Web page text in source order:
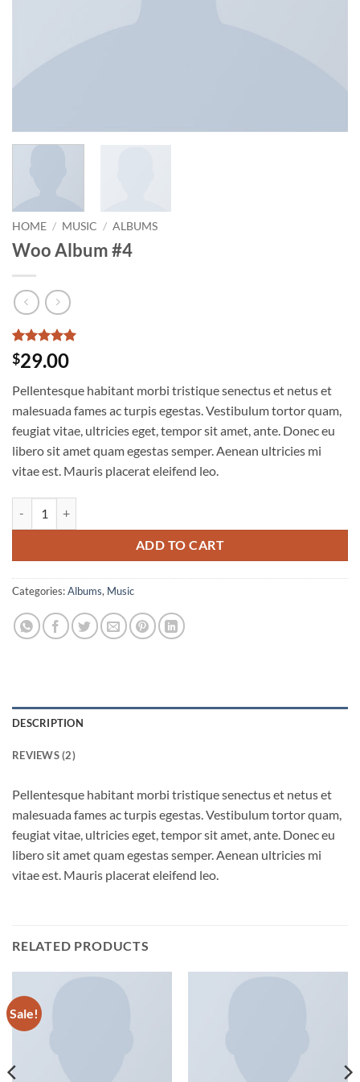
HOME / MUSIC / ALBUMS
Woo Album #4
Rated5
out of 5
2
customer
ratings
$29.00
Pellentesque habitant morbi tristique senectus et netus et
malesuada fames ac turpis egestas. Vestibulum tortor quam,
feugiat vitae, ultricies eget, tempor sit amet, ante. Donec eu
libero sit amet quam egestas semper. Aenean ultricies mi
vitae est. Mauris placerat eleifend leo.
ADD TO CART
Categories:Albums, Music
DESCRIPTION
REVIEWS (2)
Pellentesque habitant morbi tristique senectus et netus et
malesuada fames ac turpis egestas. Vestibulum tortor quam,
feugiat vitae, ultricies eget, tempor sit amet, ante. Donec eu
libero sit amet quam egestas semper. Aenean ultricies mi
vitae est. Mauris placerat eleifend leo.
RELATED PRODUCTS
Sale!